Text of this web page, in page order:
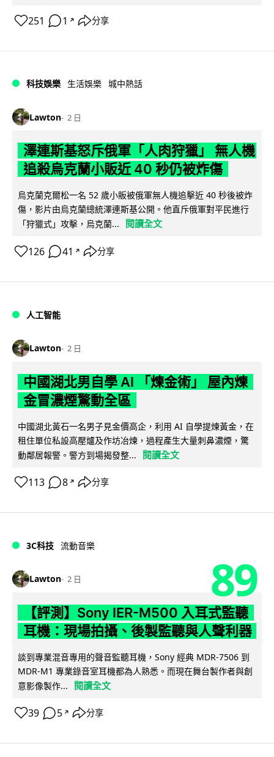
251 1 ↗ 分享
科技娛樂 生活娛樂 城中熱話
Lawton 2 日
澤連斯基怒斥俄軍「人肉狩獵」 無人機
追殺烏克蘭小販近 40 秒仍被炸傷
烏克蘭克爾松一名 52 歲小販被俄軍無人機追擊近 40 秒後被炸
傷，影片由烏克蘭總統澤連斯基公開。他直斥俄軍對平民進行
「狩獵式」攻擊，烏克蘭...
閱讀全文
126 41 ↗ 分享
人工智能
Lawton 2 日
中國湖北男自學 AI 「煉金術」 屋內煉
金冒濃煙驚動全區
中國湖北黃石一名男子見金價高企，利用 AI 自學提煉黃金，在
租住單位私設高壓爐及作坊冶煉，過程產生大量刺鼻濃煙，驚
動鄰居報警。警方到場揭發整...
閱讀全文
113 8 ↗ 分享
3C科技 流動音樂
Lawton 2 日 89
【評測】Sony IER-M500 入耳式監聽
耳機：現場拍攝、後製監聽與人聲利器
談到專業混音專用的聲音監聽耳機，Sony 經典 MDR-7506 到
MDR-M1 專業錄音室耳機都為人熟悉。而現在舞台製作者與創
意影像製作...
閱讀全文
39 5 ↗ 分享